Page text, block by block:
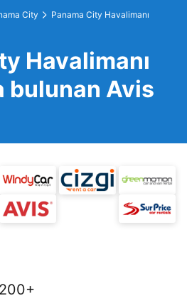
City
Panama City Havalimanı
Havalimanı
bulunan Avis
200+